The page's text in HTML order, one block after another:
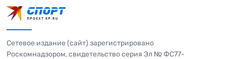
Сетевое издание (сайт) зарегистрировано
Роскомнадзором, свидетельство серия Эл № ФС77-